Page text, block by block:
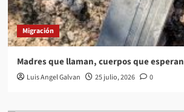
Migración
Madres que llaman, cuerpos que esperan
Luis Angel Galvan 25 julio, 2026 0